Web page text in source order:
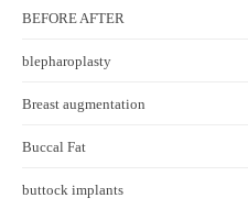
BEFORE AFTER
blepharoplasty
Breast augmentation
Buccal Fat
buttock implants